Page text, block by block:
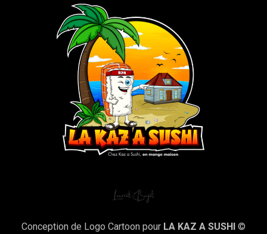
Conception de Logo Cartoon pour LA KAZ A SUSHI ©